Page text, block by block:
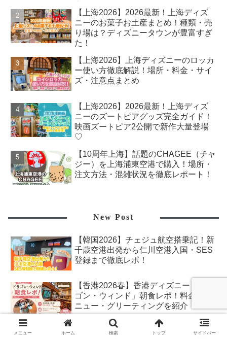
【上海2026】2026最新！上海ディズ
ニーのお菓子お土産まとめ！種類・売
り場は？ディズニータウンが豊富すぎ
た！
【上海2026】上海ディズニーのロッカ
ー使い方徹底解説！場所・料金・サイ
ズ・注意点まとめ
【上海2026】2026最新！上海ディズ
ニーのズートピアグッズ完全ガイド！
映画ズートピア2公開で新作大量登場
♡
【10周年上海】話題のCHAGEE（チャ
ジー）を上海浦東空港で購入！場所・
注文方法・混雑状況を徹底レポート！
New Post
【韓国2026】チェジュ航空搭乗記！新
千歳空港出発から仁川空港入国・SES
登録まで徹底レポ！
【香港2026春】香港ディズニー「ドラ
ゴン・ウィンド」朝食レポ！料金・メ
ニュー・グリーティングを紹介
【韓国2026】出発9日前でも間に合
メニュー ホーム 検索 トップ サイドバー